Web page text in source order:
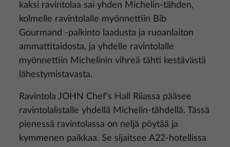
kaksi ravintolaa sai yhden Michelin-tähden,
kolmelle ravintolalle myönnettiin Bib
Gourmand -palkinto laadusta ja ruoanlaiton
ammattitaidosta, ja yhdelle ravintolalle
myönnettiin Michelinin vihreä tähti kestävästä
lähestymistavasta.
Ravintola JOHN Chef's Hall Riiassa pääsee
ravintolalistalle yhdellä Michelin-tähdellä. Tässä
pienessä ravintolassa on neljä pöytää ja
kymmenen paikkaa. Se sijaitsee A22-hotellissa